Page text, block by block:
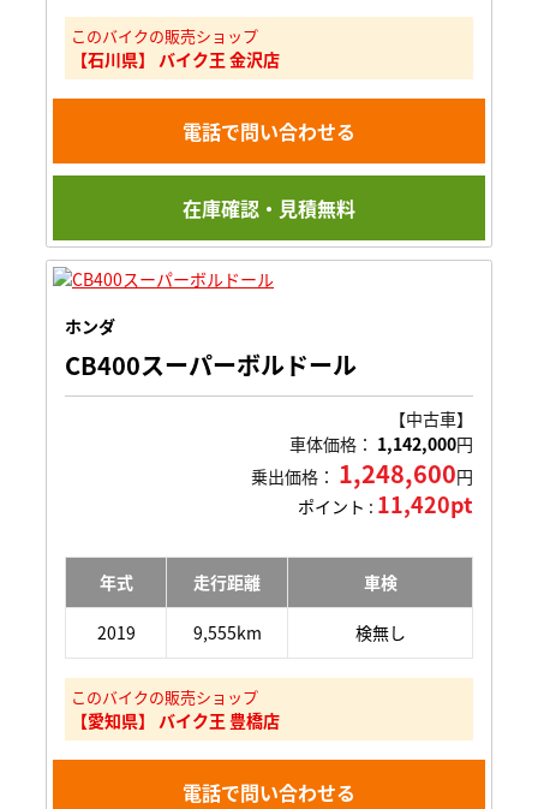
このバイクの販売ショップ
【石川県】 バイク王 金沢店
電話で問い合わせる
在庫確認・見積無料
ホンダ
CB400スーパーボルドール
【中古車】
車体価格： 1,142,000円
乗出価格： 1,248,600円
ポイント : 11,420pt
年式 走行距離 車検
2019 9,555km 検無し
このバイクの販売ショップ
【愛知県】 バイク王 豊橋店
電話で問い合わせる